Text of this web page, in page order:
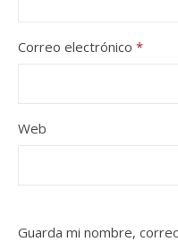
Correo electrónico *
Web
Guarda mi nombre,